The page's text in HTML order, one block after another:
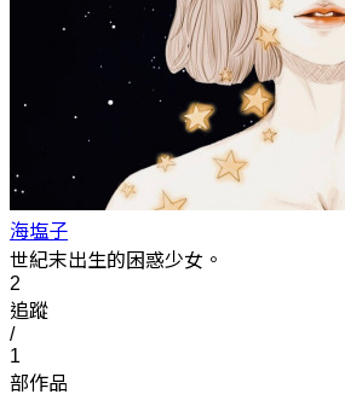
海塩子
世紀末出生的困惑少女。
2
追蹤
/
1
部作品